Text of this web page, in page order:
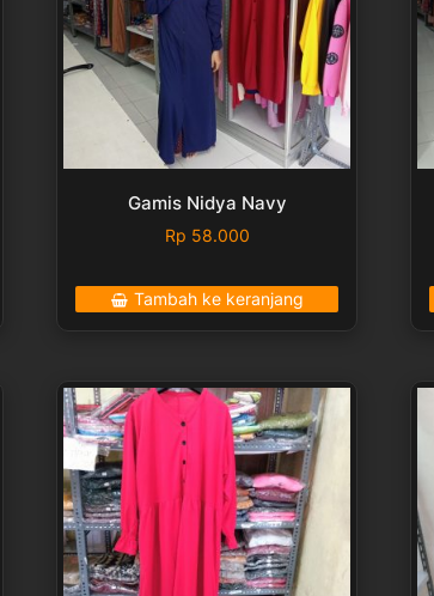
Gamis Nidya Navy
Rp 58.000
Tambah ke keranjang